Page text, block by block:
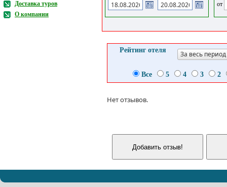
Доставка туров
О компании
от
Рейтинг отеля За весь период
Все 5 4 3 2
Нет отзывов.